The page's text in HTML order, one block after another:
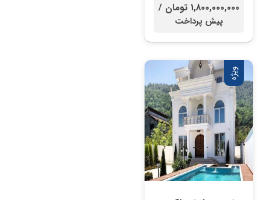
1,800,000,000 تومان /
پیش پرداخت
ویژه